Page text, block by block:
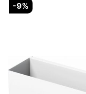
-9%